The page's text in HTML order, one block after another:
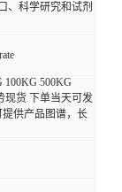
、科学研究和试剂
100KG 500KG
现货 下单当天可发
供产品图谱，长